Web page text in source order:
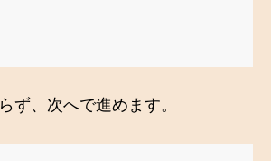
ず、次へで進めます。